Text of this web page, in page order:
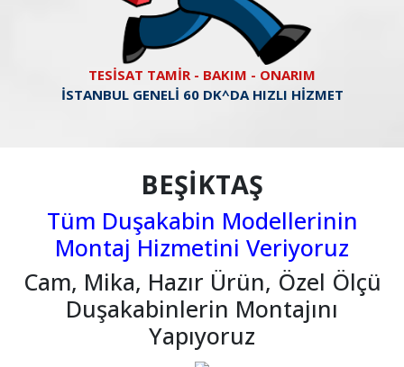
TESİSAT TAMİR - BAKIM - ONARIM
İSTANBUL GENELİ 60 DK^DA HIZLI HİZMET
BEŞİKTAŞ
Tüm Duşakabin Modellerinin
Montaj Hizmetini Veriyoruz
Cam, Mika, Hazır Ürün, Özel Ölçü
Duşakabinlerin Montajını
Yapıyoruz